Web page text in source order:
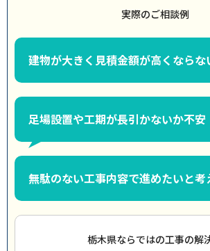
実際のご相談例
建物が大きく見積金額が高くならな
足場設置や工期が長引かないか不安
無駄のない工事内容で進めたいと考
栃木県ならではの工事の解